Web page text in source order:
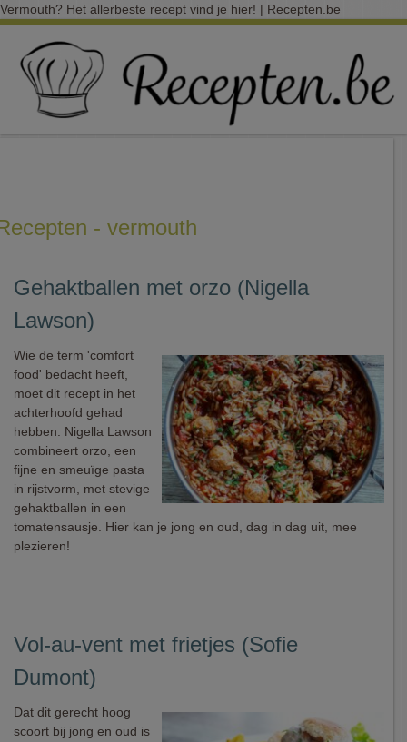
Vermouth? Het allerbeste recept vind je hier! | Recepten.be
- vermouth
Gehaktballen met orzo (Nigella
Lawson)
Wie de term 'comfort
food' bedacht heeft,
moet dit recept in het
achterhoofd gehad
hebben. Nigella Lawson
combineert orzo, een
fijne en smeuïge pasta
in rijstvorm, met stevige
gehaktballen in een
tomatensausje. Hier kan je jong en oud, dag in dag uit, mee
plezieren!
Vol-au-vent met frietjes (Sofie
Dumont)
Dat dit gerecht hoog
scoort bij jong en oud is